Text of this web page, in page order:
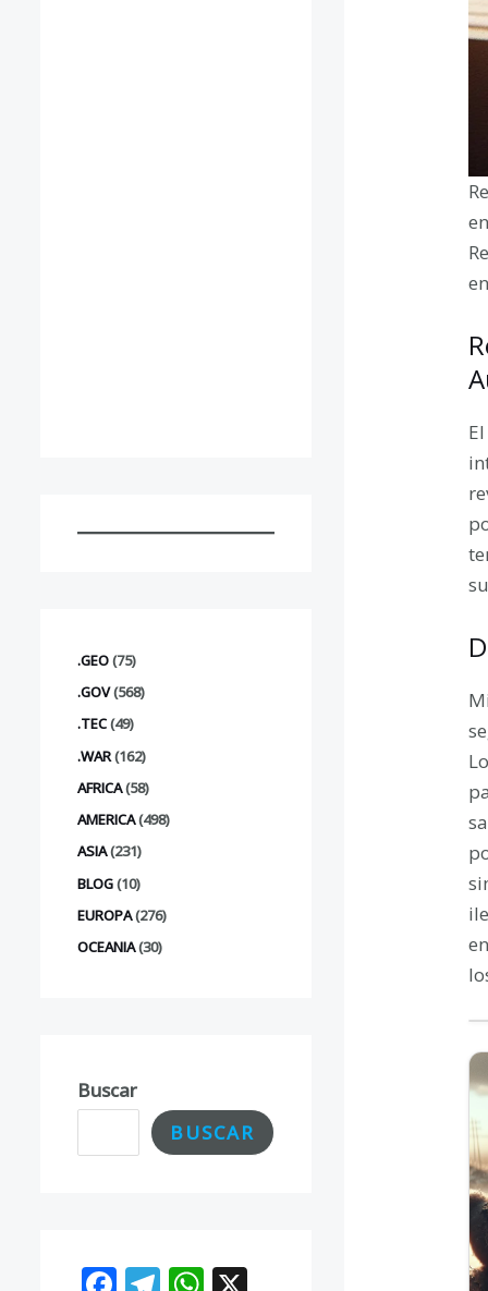
.GEO(75)
.GOV(568)
.TEC(49)
.WAR(162)
AFRICA(58)
AMERICA(498)
ASIA(231)
BLOG(10)
EUROPA(276)
OCEANIA(30)
Buscar
BUSCAR